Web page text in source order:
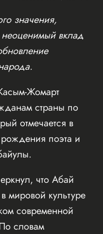
значения,
вклад
Жомарт
страны по
отмечается в
поэта и
что Абай
мировой культуре
современной
словам